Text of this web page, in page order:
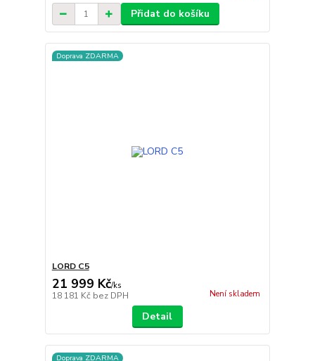
Přidat do košíku
Doprava ZDARMA
LORD C5
21 999 Kč/ks
18 181 Kč bez DPH Není skladem
Detail
Doprava ZDARMA